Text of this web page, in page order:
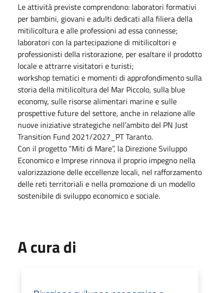
Le attività previste comprendono: laboratori formativi
per bambini, giovani e adulti dedicati alla filiera della
mitilicoltura e alle professioni ad essa connesse;
laboratori con la partecipazione di mitilicoltori e
professionisti della ristorazione, per esaltare il prodotto
locale e attrarre visitatori e turisti;
workshop tematici e momenti di approfondimento sulla
storia della mitilicoltura del Mar Piccolo, sulla blue
economy, sulle risorse alimentari marine e sulle
prospettive future del settore, anche in relazione alle
nuove iniziative strategiche nell’ambito del PN Just
Transition Fund 2021/2027_PT Taranto.
Con il progetto “Miti di Mare”, la Direzione Sviluppo
Economico e Imprese rinnova il proprio impegno nella
valorizzazione delle eccellenze locali, nel rafforzamento
delle reti territoriali e nella promozione di un modello
sostenibile di sviluppo economico e sociale.
A cura di